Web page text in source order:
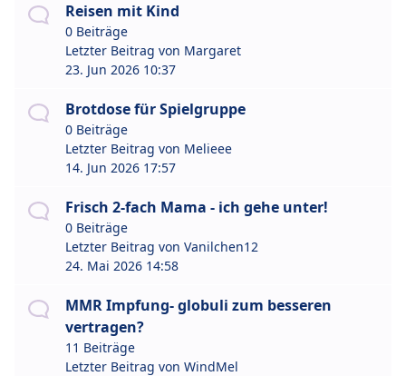
Reisen mit Kind
0 Beiträge
Letzter Beitrag von Margaret
23. Jun 2026 10:37
Brotdose für Spielgruppe
0 Beiträge
Letzter Beitrag von Melieee
14. Jun 2026 17:57
Frisch 2-fach Mama - ich gehe unter!
0 Beiträge
Letzter Beitrag von Vanilchen12
24. Mai 2026 14:58
MMR Impfung- globuli zum besseren
vertragen?
11 Beiträge
Letzter Beitrag von WindMel